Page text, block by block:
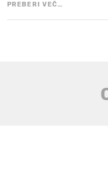
PREBERI VEČ…